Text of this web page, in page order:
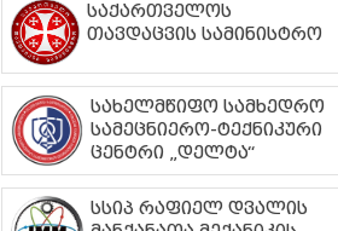
საქართველოს
თავდაცვის სამინისტრო
სახელმწიფო სამხედრო
სამეცნიერო-ტექნიკური
ცენტრი „დელტა“
სსიპ რაფიელ დვალის